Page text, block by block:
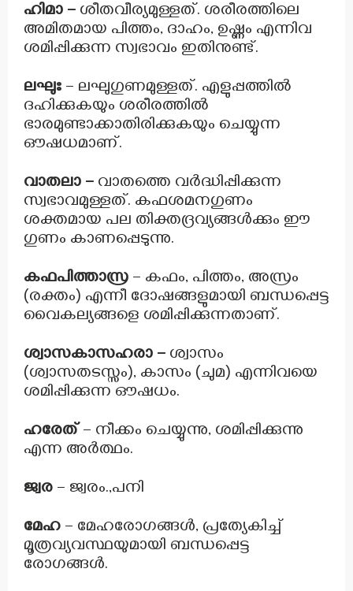
ഹിമാ – ശീതവീര്യമുള്ളത്. ശരീരത്തിലെ
അമിതമായ പിത്തം, ദാഹം, ഉഷ്ണം എന്നിവ
ശമിപ്പിക്കുന്ന സ്വഭാവം ഇതിനുണ്ട്.
ലഘുഃ – ലഘുഗുണമുള്ളത്. എളുപ്പത്തിൽ
ദഹിക്കുകയും ശരീരത്തിൽ
ഭാരമുണ്ടാക്കാതിരിക്കുകയും ചെയ്യുന്ന
ഔഷധമാണ്.
വാതലാ – വാതത്തെ വർദ്ധിപ്പിക്കുന്ന
സ്വഭാവമുള്ളത്. കഫശമനഗുണം
ശക്തമായ പല തിക്തദ്രവ്യങ്ങൾക്കും ഈ
ഗുണം കാണപ്പെടുന്നു.
കഫപിത്താസ്ര – കഫം, പിത്തം, അസ്രം
(രക്തം) എന്നീ ദോഷങ്ങളുമായി ബന്ധപ്പെട്ട
വൈകല്യങ്ങളെ ശമിപ്പിക്കുന്നതാണ്.
ശ്വാസകാസഹരാ – ശ്വാസം
(ശ്വാസതടസ്സം), കാസം (ചുമ) എന്നിവയെ
ശമിപ്പിക്കുന്ന ഔഷധം.
ഹരേത് – നീക്കം ചെയ്യുന്നു, ശമിപ്പിക്കുന്നു
എന്ന അർത്ഥം.
ജ്വര – ജ്വരം.,പനി
മേഹ – മേഹരോഗങ്ങൾ, പ്രത്യേകിച്ച്
മൂത്രവ്യവസ്ഥയുമായി ബന്ധപ്പെട്ട
രോഗങ്ങൾ.